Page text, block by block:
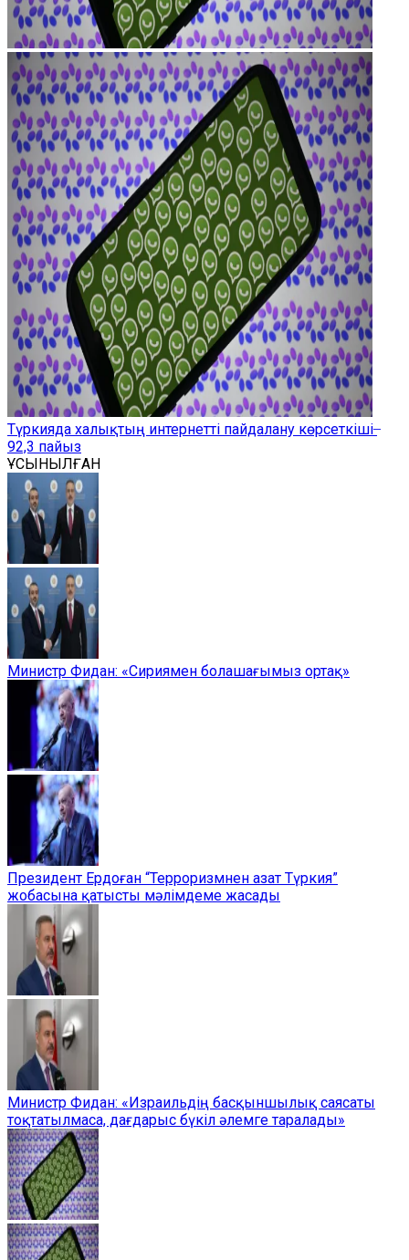
Түркияда халықтың интернетті пайдалану көрсеткіші ̶
92,3 пайыз
ҰСЫНЫЛҒАН
Министр Фидан: «Сириямен болашағымыз ортақ»
Президент Ердоған “Терроризмнен азат Түркия”
жобасына қатысты мәлімдеме жасады
Министр Фидан: «Израильдің басқыншылық саясаты
тоқтатылмаса, дағдарыс бүкіл әлемге таралады»